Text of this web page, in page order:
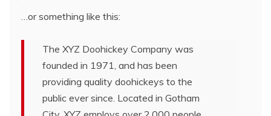
…or something like this:
The XYZ Doohickey Company was
founded in 1971, and has been
providing quality doohickeys to the
public ever since. Located in Gotham